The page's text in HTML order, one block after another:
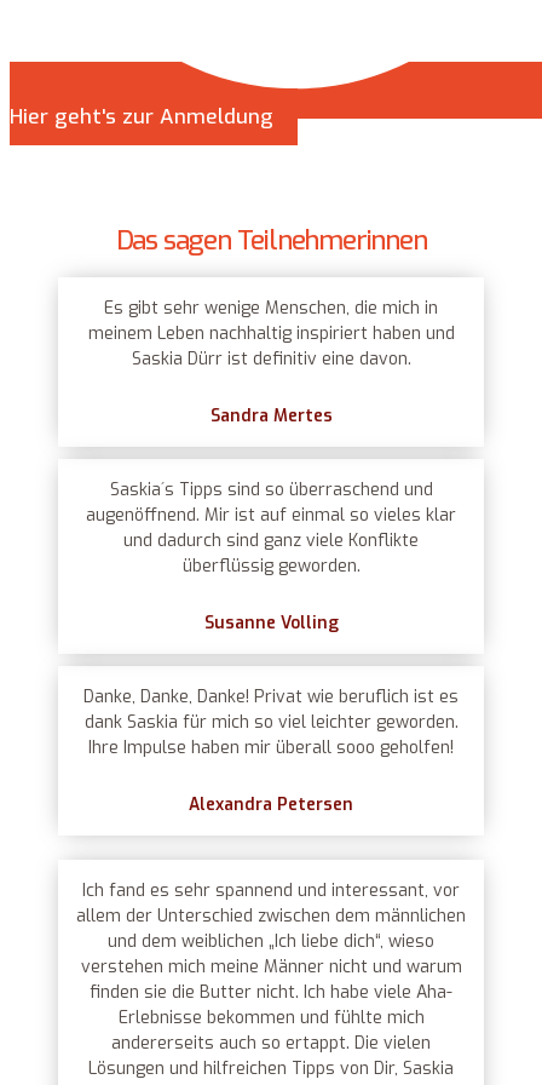
Hier geht's zur Anmeldung
Das sagen Teilnehmerinnen
Es gibt sehr wenige Menschen, die mich in
meinem Leben nachhaltig inspiriert haben und
Saskia Dürr ist definitiv eine davon.
Sandra Mertes
Saskia´s Tipps sind so überraschend und
augenöffnend. Mir ist auf einmal so vieles klar
und dadurch sind ganz viele Konflikte
überflüssig geworden.
Susanne Volling
Danke, Danke, Danke! Privat wie beruflich ist es
dank Saskia für mich so viel leichter geworden.
Ihre Impulse haben mir überall sooo geholfen!
Alexandra Petersen
Ich fand es sehr spannend und interessant, vor
allem der Unterschied zwischen dem männlichen
und dem weiblichen „Ich liebe dich“, wieso
verstehen mich meine Männer nicht und warum
finden sie die Butter nicht. Ich habe viele Aha-
Erlebnisse bekommen und fühlte mich
andererseits auch so ertappt. Die vielen
Lösungen und hilfreichen Tipps von Dir, Saskia